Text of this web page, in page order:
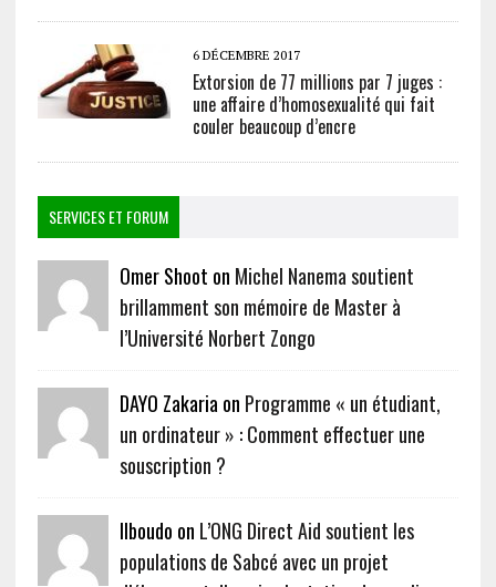
6 DÉCEMBRE 2017
Extorsion de 77 millions par 7 juges :
une affaire d’homosexualité qui fait
couler beaucoup d’encre
SERVICES ET FORUM
Omer Shoot on Michel Nanema soutient
brillamment son mémoire de Master à
l’Université Norbert Zongo
DAYO Zakaria on Programme « un étudiant,
un ordinateur » : Comment effectuer une
souscription ?
Ilboudo on L’ONG Direct Aid soutient les
populations de Sabcé avec un projet